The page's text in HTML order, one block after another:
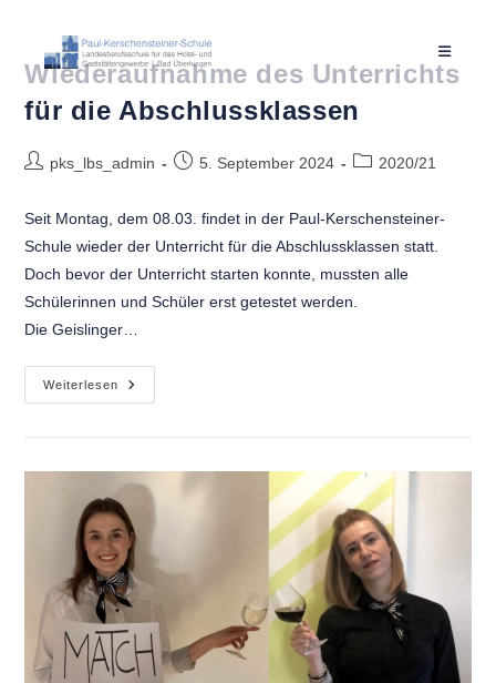
Wiederaufnahme des Unterrichts
für die Abschlussklassen
pks_lbs_admin 5. September 2024 2020/21
Seit Montag, dem 08.03. findet in der Paul-Kerschensteiner-
Schule wieder der Unterricht für die Abschlussklassen statt.
Doch bevor der Unterricht starten konnte, mussten alle
Schülerinnen und Schüler erst getestet werden.
Die Geislinger…
Weiterlesen